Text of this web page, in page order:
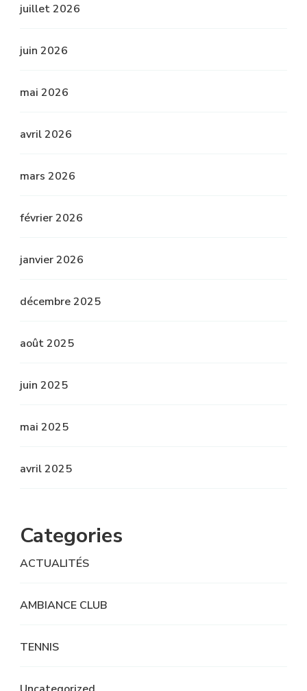
juillet 2026
juin 2026
mai 2026
avril 2026
mars 2026
février 2026
janvier 2026
décembre 2025
août 2025
juin 2025
mai 2025
avril 2025
Categories
ACTUALITÉS
AMBIANCE CLUB
TENNIS